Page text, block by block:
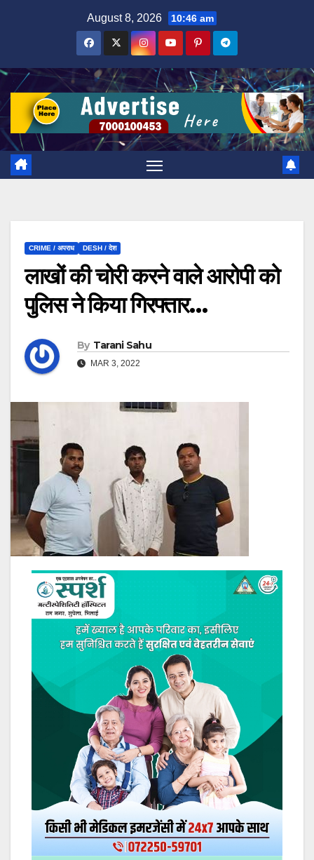
August 8, 2026 10:46 am
CRIME / अपराध DESH / देश
लाखों की चोरी करने वाले आरोपी को
पुलिस ने किया गिरफ्तार…
By Tarani Sahu
MAR 3, 2022